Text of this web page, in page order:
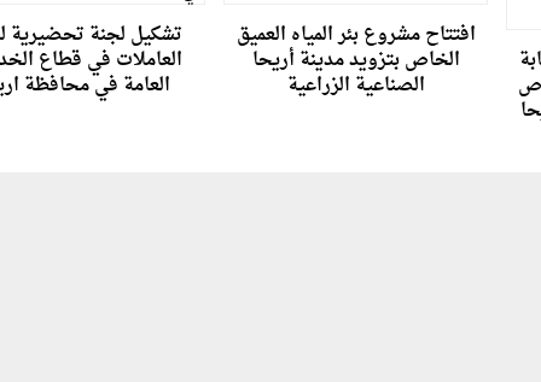
افتتاح مشروع بئر المياه العميق
الخاص بتزويد مدينة أريحا
الصناعية الزراعية
تشكيل لجنة تحضيرية
العاملات في قطاع
العامة في محافظة